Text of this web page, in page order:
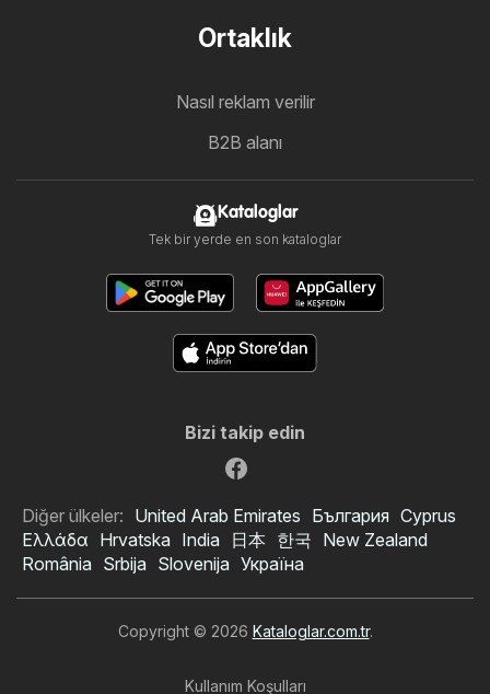
Ortaklık
Nasıl reklam verilir
B2B alanı
Kataloglar
Tek bir yerde en son kataloglar
Bizi takip edin
Diğer ülkeler: United Arab Emirates България Cyprus
Ελλάδα Hrvatska India 日本 한국 New Zealand
România Srbija Slovenija Україна
Copyright © 2026 Kataloglar.com.tr.
Kullanım Koşulları